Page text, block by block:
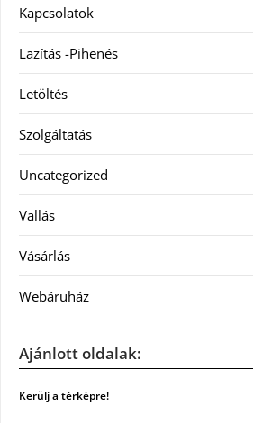
Kapcsolatok
Lazítás -Pihenés
Letöltés
Szolgáltatás
Uncategorized
Vallás
Vásárlás
Webáruház
Ajánlott oldalak:
Kerülj a térképre!